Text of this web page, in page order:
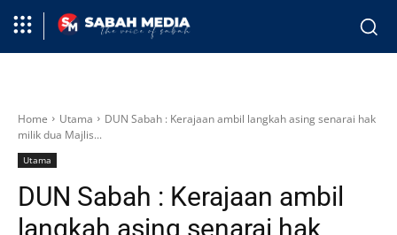
Home Utama
DUN Sabah : Kerajaan ambil langkah asing senarai hak
milik dua Majlis...
Utama
DUN Sabah : Kerajaan ambil
langkah asing senarai hak